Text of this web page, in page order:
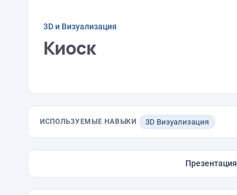
3D и Визуализация
Киоск
ИСПОЛЬЗУЕМЫЕ НАВЫКИ 3D Визуализация
Презентация